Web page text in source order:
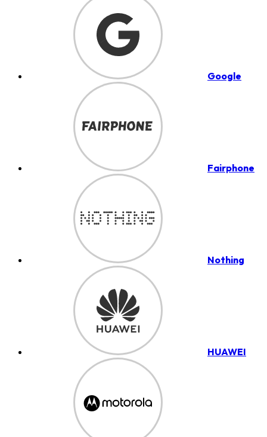
Google
Fairphone
Nothing
HUAWEI